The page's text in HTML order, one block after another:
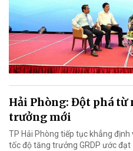
Hải Phòng: Đột phá
trưởng mới
TP Hải Phòng tiếp tục khẳng
tốc độ tăng trưởng GRDP ước